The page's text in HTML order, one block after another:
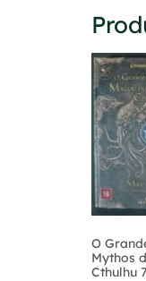
O
Mythos
Cthulhu